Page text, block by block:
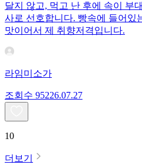
달지 않고, 먹고 난 후에 속이 부
사로 선호합니다. 빵속에 들어있
맛이어서 제 취향저격입니다.
라임미소가
조회수 95226.07.27
10
더보기